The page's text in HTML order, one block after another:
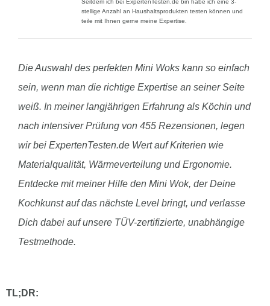
Seitdem ich bei ExpertenTesten.de bin habe ich eine 3-
stellige Anzahl an Haushaltsprodukten testen können und
teile mit Ihnen gerne meine Expertise.
Die Auswahl des perfekten Mini Woks kann so einfach
sein, wenn man die richtige Expertise an seiner Seite
weiß. In meiner langjährigen Erfahrung als Köchin und
nach intensiver Prüfung von 455 Rezensionen, legen
wir bei ExpertenTesten.de Wert auf Kriterien wie
Materialqualität, Wärmeverteilung und Ergonomie.
Entdecke mit meiner Hilfe den Mini Wok, der Deine
Kochkunst auf das nächste Level bringt, und verlasse
Dich dabei auf unsere TÜV-zertifizierte, unabhängige
Testmethode.
TL;DR: